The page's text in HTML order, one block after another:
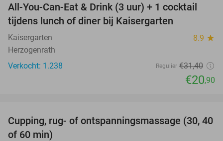
33%
All-You-Can-Eat & Drink (3 uur) + 1 cocktail
tijdens lunch of diner bij Kaisergarten
Kaisergarten 8.9 star
Herzogenrath
Verkocht: 1.238
Regulier €31,40
€20,90
60%
Cupping, rug- of ontspanningsmassage (30, 40
of 60 min)